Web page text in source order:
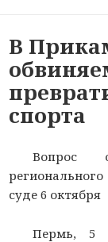
В
спорта
Вопрос
суде 6 октября
Пермь, 5